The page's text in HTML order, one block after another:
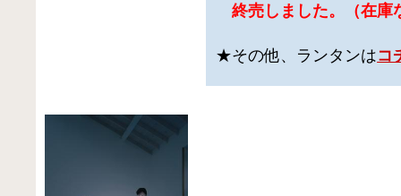
終売しました。（在庫
★その他、ランタンはコ